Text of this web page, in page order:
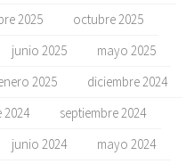
2025
octubre 2025
junio 2025
mayo 2025
2025
diciembre 2024
septiembre 2024
junio 2024
mayo 2024